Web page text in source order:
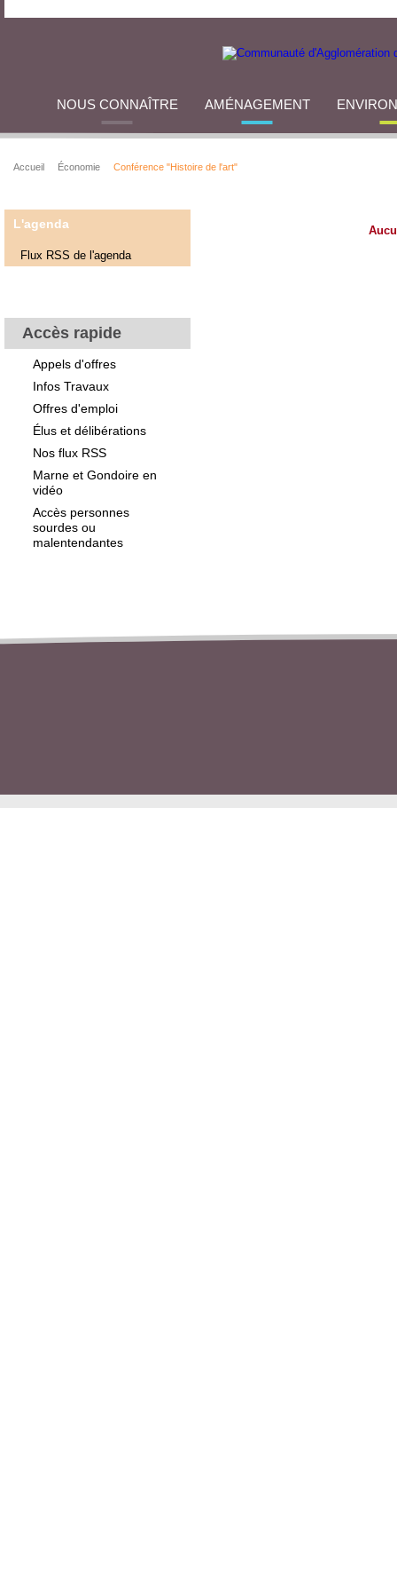
NOUS CONNAÎTRE AMÉNAGEMENT
Accueil Économie Conférence "Histoire de l'art"
L'agenda
Flux RSS de l'agenda
Accès rapide
Appels d'offres
Infos Travaux
Offres d'emploi
Élus et délibérations
Nos flux RSS
Marne et Gondoire en
vidéo
Accès personnes
sourdes ou
malentendantes